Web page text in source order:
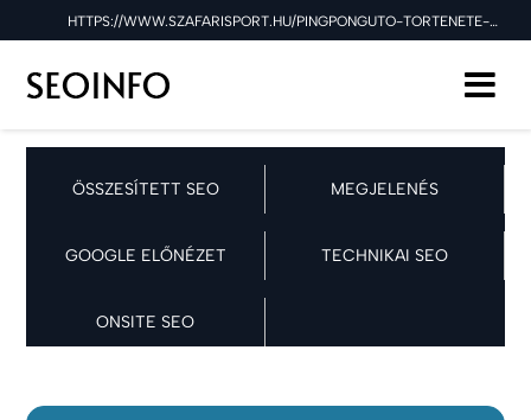
HTTPS://WWW.SZAFARISPORT.HU/PINGPONGUTO-TORTENETE-ES-FEJLODESE-CIKK-173.HTML SEO ELLENŐRZÉSE A 2025.05.14 NAPON
ÖSSZESÍTETT SEO MEGJELENÉS
GOOGLE ELŐNÉZET TECHNIKAI SEO
ONSITE SEO